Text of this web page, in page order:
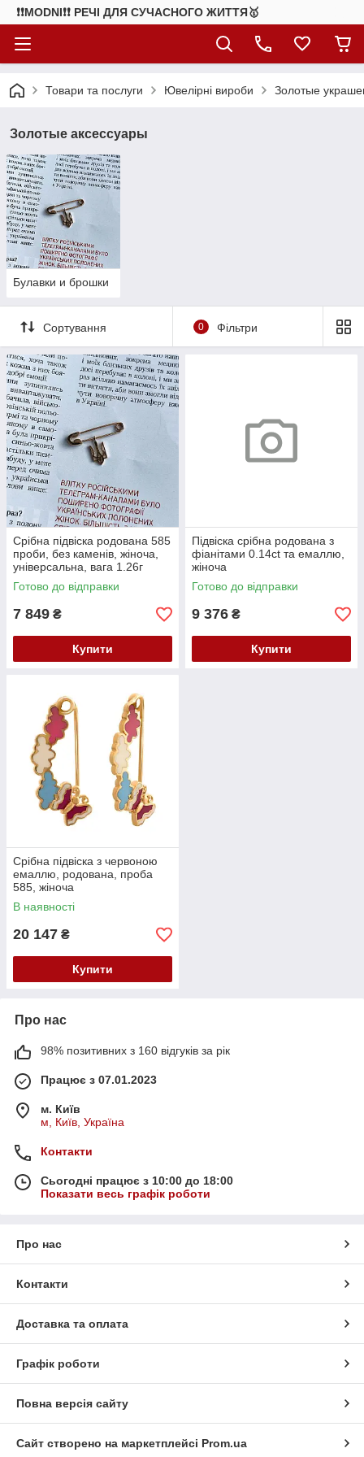
❗❗MODNI❗❗ РЕЧІ ДЛЯ СУЧАСНОГО ЖИТТЯ🥇
Товари та послуги Ювелірні вироби Золотые
Золотые аксессуары
Булавки и брошки
Сортування 0 Фільтри
Срібна підвіска родована 585
проби, без каменів, жіноча,
універсальна, вага 1.26г
Готово до відправки
7 849 ₴
Купити
Підвіска срібна родована з
фіанітами 0.14ct та емаллю,
жіноча
Готово до відправки
9 376 ₴
Купити
Срібна підвіска з червоною
емаллю, родована, проба
585, жіноча
В наявності
20 147 ₴
Купити
Про нас
98% позитивних з 160 відгуків за рік
Працює з 07.01.2023
м. Київ
м, Київ, Україна
Контакти
Сьогодні працює з 10:00 до 18:00
Показати весь графік роботи
Про нас
Контакти
Доставка та оплата
Графік роботи
Повна версія сайту
Сайт створено на маркетплейсі Prom.ua